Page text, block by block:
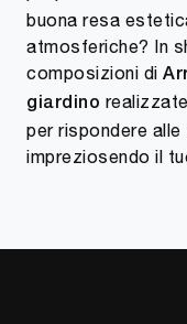
buona resa
atmosferiche? In
composizioni di
giardino
per rispondere
impreziosendo il